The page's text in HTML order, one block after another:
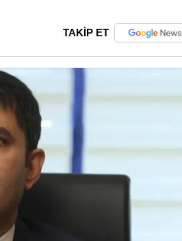
TAKİP ET